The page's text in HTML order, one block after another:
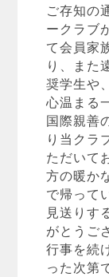
ご存知の
ークラブ
て会員家
り、また
奨学生や
心温まる
国際親善
り当クラ
ただいて
方の暖か
で帰って
見送りす
がとうご
行事を続
った次第